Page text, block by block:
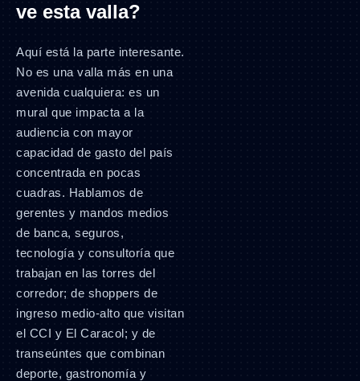
ve esta valla?
Aquí está la parte interesante.
No es una valla más en una
avenida cualquiera: es un
mural que impacta a la
audiencia con mayor
capacidad de gasto del país
concentrada en pocas
cuadras. Hablamos de
gerentes y mandos medios
de banca, seguros,
tecnología y consultoría que
trabajan en las torres del
corredor; de shoppers de
ingreso medio-alto que visitan
el CCI y El Caracol; y de
transeúntes que combinan
deporte, gastronomía y